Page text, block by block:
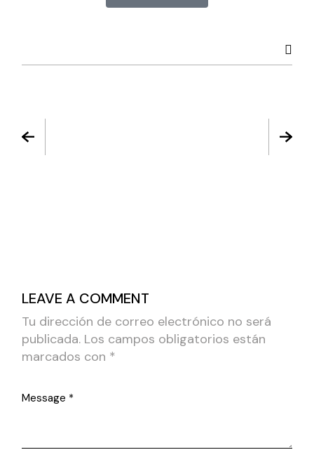
LEAVE A COMMENT
Tu dirección de correo electrónico no será
publicada. Los campos obligatorios están
marcados con *